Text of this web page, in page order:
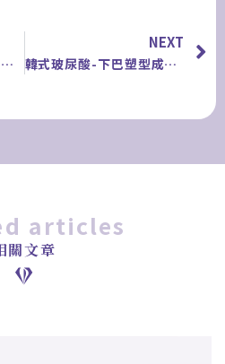
40歲熟齡男性醫美保養三重關鍵：抗老、健康與自信
NEXT
韓式玻尿酸-下巴塑型成功案例
articles
關文章